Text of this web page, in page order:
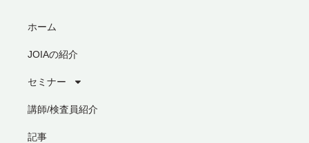
ホーム
JOIAの紹介
セミナー
講師/検査員紹介
記事